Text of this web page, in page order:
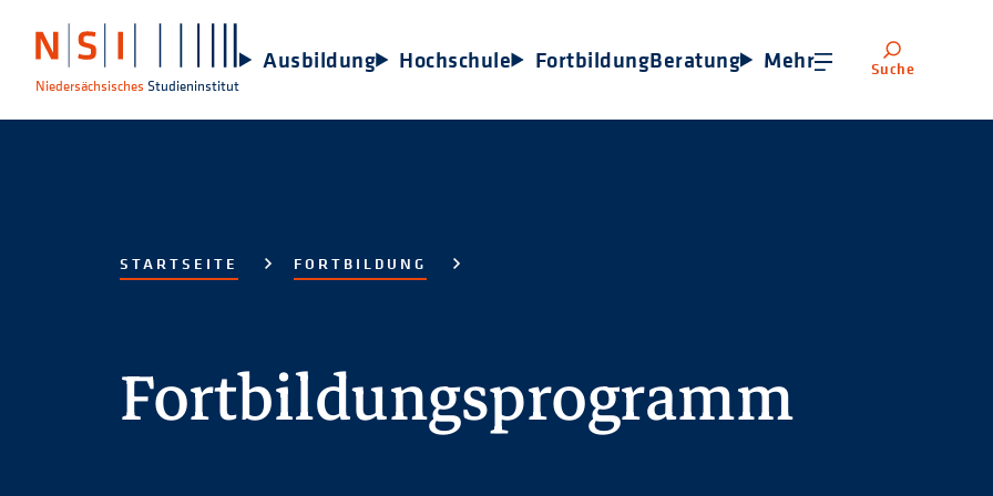
Niedersächsisches Studieninstitut
Ausbildung Hochschule FortbildungBeratung Mehr Suche
STARTSEITE FORTBILDUNG
Fortbildungsprogramm